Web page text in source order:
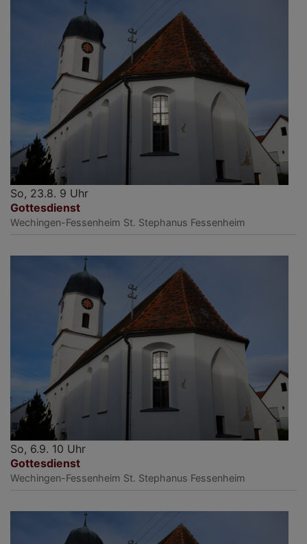
So, 23.8. 9 Uhr
Gottesdienst
Wechingen-Fessenheim St. Stephanus Fessenheim
So, 6.9. 10 Uhr
Gottesdienst
Wechingen-Fessenheim St. Stephanus Fessenheim